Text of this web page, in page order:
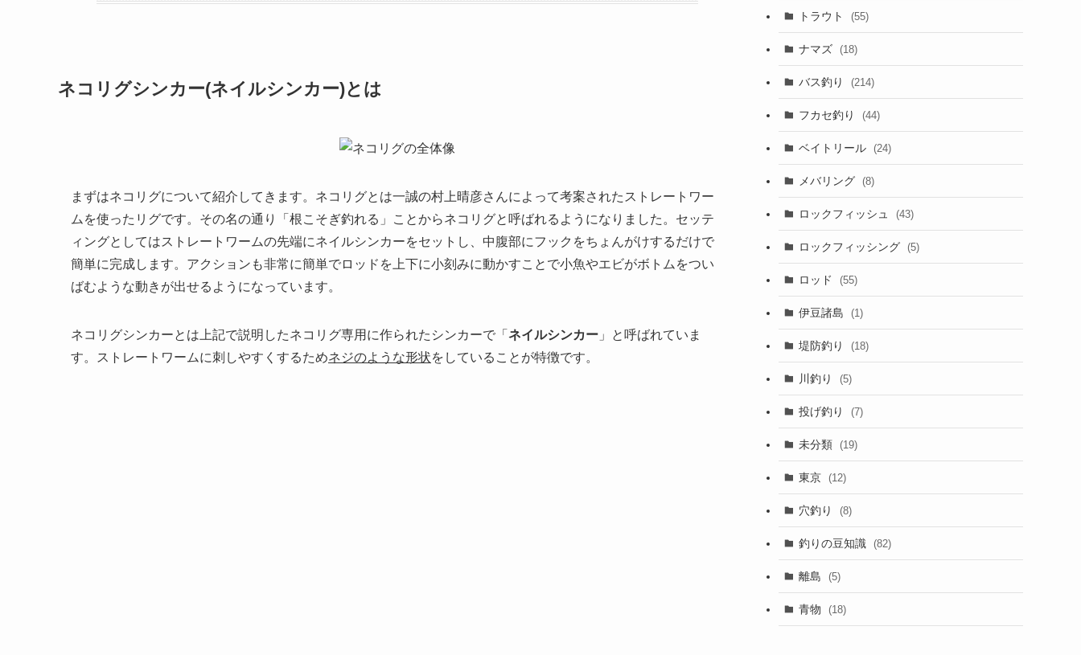
ネコリグシンカー(ネイルシンカー)とは
まずはネコリグについて紹介してきます。ネコリグとは一誠の村上晴彦さんによって考案されたストレートワー
ムを使ったリグです。その名の通り「根こそぎ釣れる」ことからネコリグと呼ばれるようになりました。セッテ
ィングとしてはストレートワームの先端にネイルシンカーをセットし、中腹部にフックをちょんがけするだけで
簡単に完成します。アクションも非常に簡単でロッドを上下に小刻みに動かすことで小魚やエビがボトムをつい
ばむような動きが出せるようになっています。
ネコリグシンカーとは上記で説明したネコリグ専用に作られたシンカーで「 ネイルシンカー 」と呼ばれていま
す。ストレートワームに刺しやすくするためネジのような形状をしていることが特徴です。
トラウト (55)
ナマズ (18)
バス釣り (214)
フカセ釣り (44)
ベイトリール (24)
メバリング (8)
ロックフィッシュ (43)
ロックフィッシング (5)
ロッド (55)
伊豆諸島 (1)
堤防釣り (18)
川釣り (5)
投げ釣り (7)
未分類 (19)
東京 (12)
穴釣り (8)
釣りの豆知識 (82)
離島 (5)
青物 (18)